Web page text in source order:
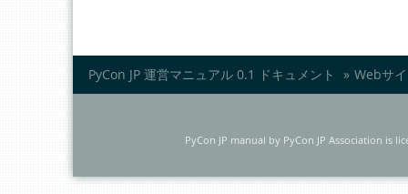
PyCon JP 運営マニュアル 0.1 ドキュメント » Webサ
PyCon JP manual by PyCon JP Association is